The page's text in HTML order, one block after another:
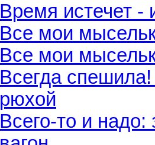
Время истечет -
Все мои
Все мои
Всегда
рюхой
Всего-то и надо: